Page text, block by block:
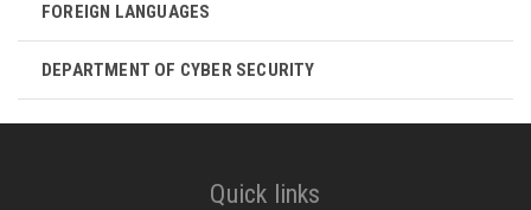
FOREIGN LANGUAGES
DEPARTMENT OF CYBER ​​SECURITY
Quick links